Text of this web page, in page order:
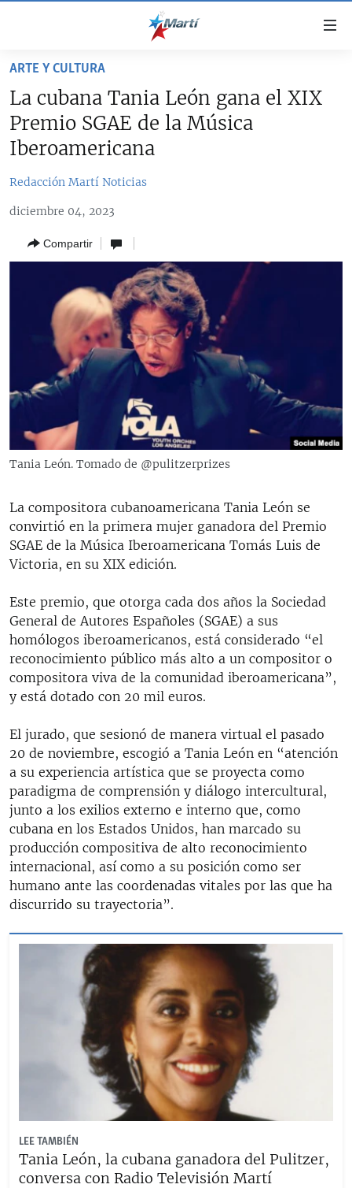
accesibilidad
contenido
principal
navegación
principal
búsqueda
SOBRE CUBA
ESTADOS UNIDOS
DEPORTES
ARTE Y ENTRETENIMIENTO
OPINIÓN GRÁFICA
AUDIOVISUALES MARTÍ
RADIO MARTÍ
ESPECIALES
ESPECIALES
LA REALIDAD DE LA VIVIENDA EN CUBA
KENTU-CUBANO
LOS SANTOS DE HIALEAH
DESINFORMACIÓN RUSA EN AMÉRICA LATINA
MULTIMEDIA
EDITORIALES
ARTE Y CULTURA
La cubana Tania León gana el XIX
Premio SGAE de la Música
Iberoamericana
Redacción Martí Noticias
diciembre 04, 2023
Compartir
Tania León. Tomado de @pulitzerprizes
La compositora cubanoamericana Tania León se
convirtió en la primera mujer ganadora del Premio
SGAE de la Música Iberoamericana Tomás Luis de
Victoria, en su XIX edición.
Este premio, que otorga cada dos años la Sociedad
General de Autores Españoles (SGAE) a sus
homólogos iberoamericanos, está considerado “el
reconocimiento público más alto a un compositor o
compositora viva de la comunidad iberoamericana”,
y está dotado con 20 mil euros.
El jurado, que sesionó de manera virtual el pasado
20 de noviembre, escogió a Tania León en “atención
a su experiencia artística que se proyecta como
paradigma de comprensión y diálogo intercultural,
junto a los exilios externo e interno que, como
cubana en los Estados Unidos, han marcado su
producción compositiva de alto reconocimiento
internacional, así como a su posición como ser
humano ante las coordenadas vitales por las que ha
discurrido su trayectoria”.
LEE TAMBIÉN
Tania León, la cubana ganadora del Pulitzer,
conversa con Radio Televisión Martí